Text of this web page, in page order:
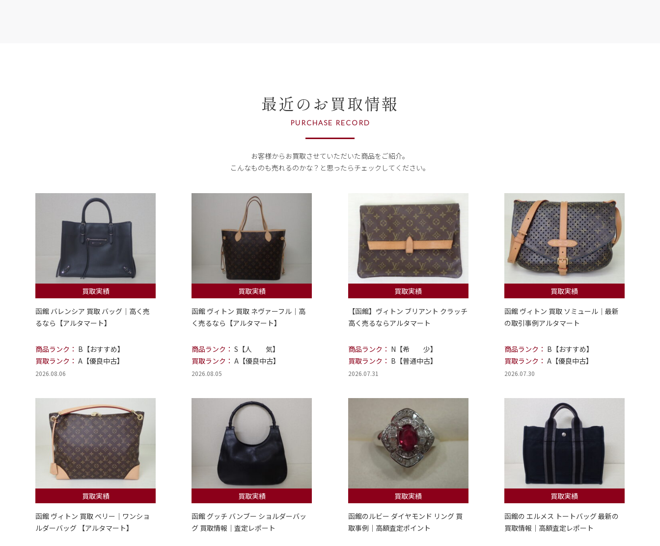
最近のお買取情報
PURCHASE RECORD
お客様からお買取させていただいた商品をご紹介。
こんなものも売れるのかな？ と思ったらチェックしてください。
買取実績
函館 バレンシア 買取 バッグ｜高く売
るなら【アルタマート】
商品ランク： B【おすすめ】
買取ランク： A【優良中古】
2026.08.06
買取実績
函館 ヴィトン 買取 ネヴァーフル｜高
く売るなら【アルタマート】
商品ランク： S【人 気】
買取ランク： A【優良中古】
2026.08.05
買取実績
【函館】ヴィトン ブリアント クラッチ
高く売るならアルタマート
商品ランク： N【希 少】
買取ランク： B【普通中古】
2026.07.31
買取実績
函館 ヴィトン 買取 ソミュール｜最新
の取引事例アルタマート
商品ランク： B【おすすめ】
買取ランク： A【優良中古】
2026.07.30
買取実績
函館 ヴィトン 買取 ベリー｜ワンショ
ルダーバッグ 【アルタマート】
買取実績
函館 グッチ バンブー ショルダーバッ
グ 買取情報｜査定レポート
買取実績
函館のルビー ダイヤモンド リング 買
取事例｜高額査定ポイント
買取実績
函館の エルメス トートバッグ 最新の
買取情報｜高額査定レポート